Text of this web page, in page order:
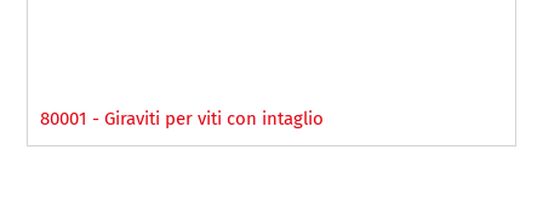
80001 - Giraviti per viti con intaglio